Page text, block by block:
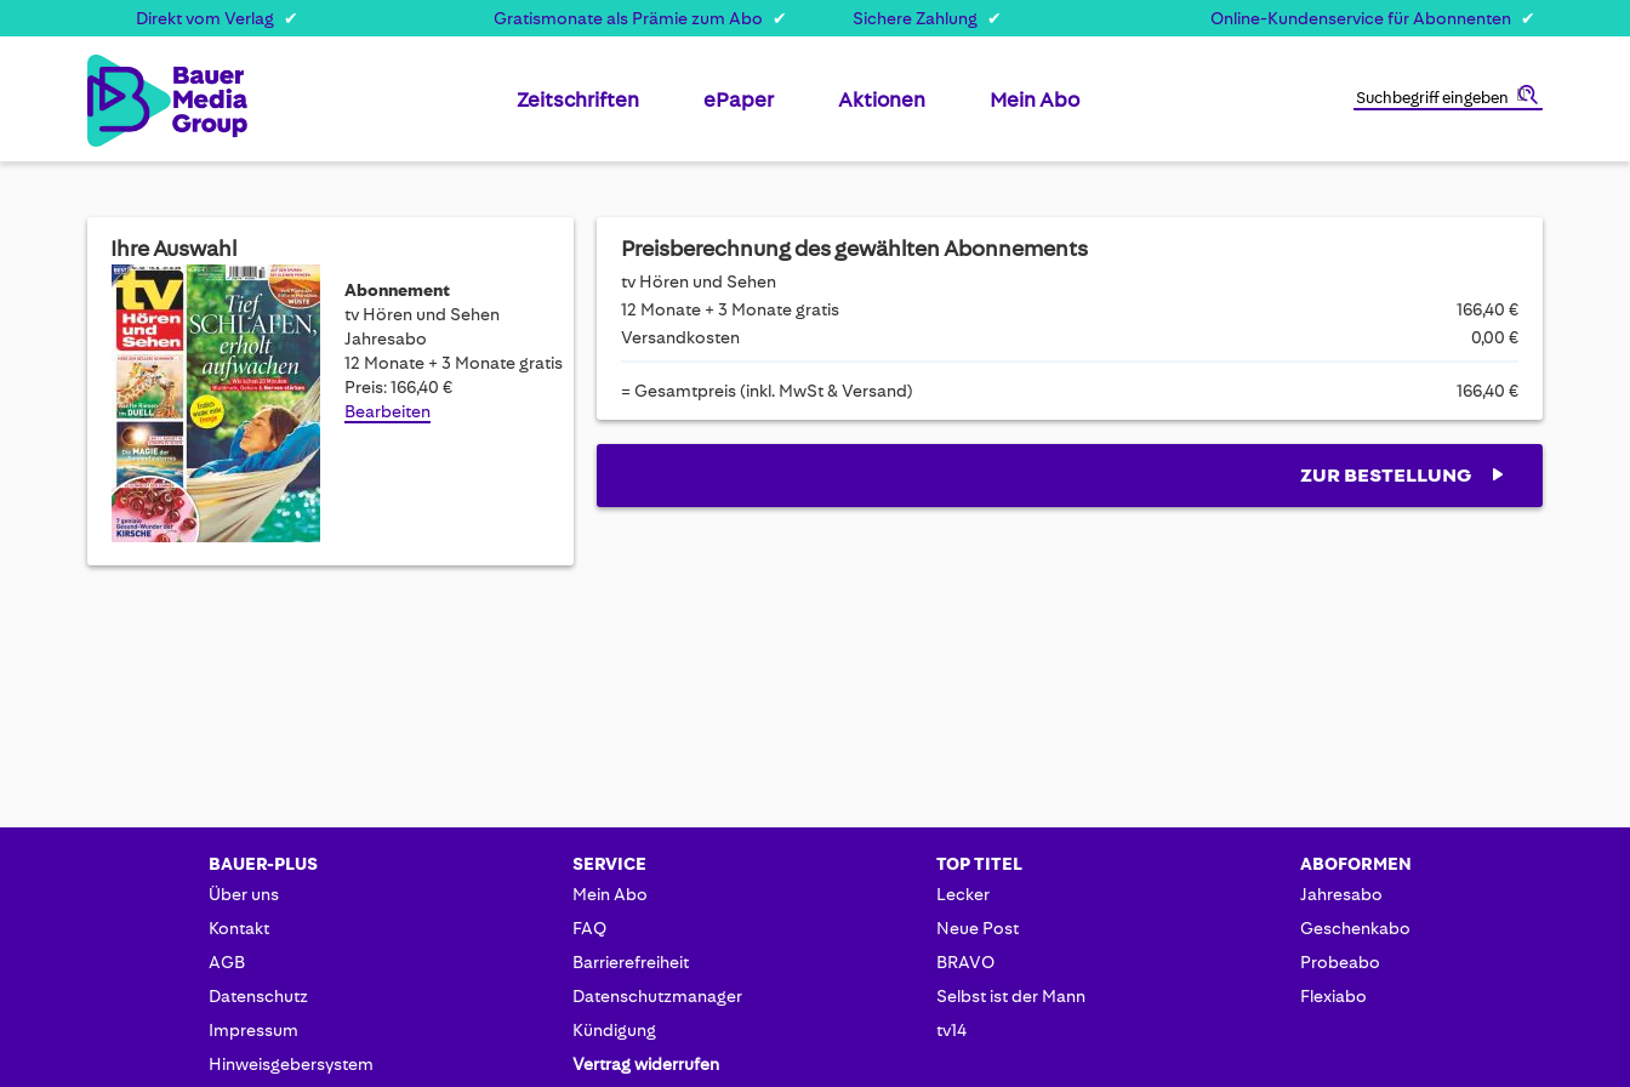
Direkt vom Verlag Gratismonate als Prämie zum Abo Sichere Zahlung Online-Kundenservice für Abonnenten
Zeitschriften ePaper Aktionen Mein Abo
Ihre Auswahl
Abonnement
tv Hören und Sehen
Jahresabo
12 Monate + 3 Monate gratis
Preis: 166,40 €
Bearbeiten
Preisberechnung des gewählten Abonnements
tv Hören und Sehen
12 Monate + 3 Monate gratis
166,40 €
Versandkosten
0,00 €
= Gesamtpreis (inkl. MwSt & Versand) 166,40 €
ZUR BESTELLUNG
BAUER-PLUS
Über uns
Kontakt
AGB
Datenschutz
Impressum
Hinweisgebersystem
SERVICE
Mein Abo
FAQ
Barrierefreiheit
Datenschutzmanager
Kündigung
Vertrag widerrufen
TOP TITEL
Lecker
Neue Post
BRAVO
Selbst ist der Mann
tv14
ABOFORMEN
Jahresabo
Geschenkabo
Probeabo
Flexiabo